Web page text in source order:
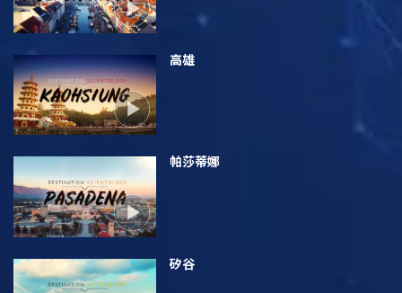
高雄
帕莎蒂娜
矽谷